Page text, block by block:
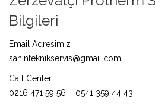
Bilgileri
Email Adresimiz
sahinteknikservis@gmail.com
Call Center :
0216 471 59 56 – 0541 359 44 43